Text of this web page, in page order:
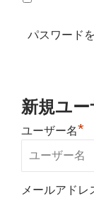
パスワード
新規ユ
ユーザー名*
メールアドレ